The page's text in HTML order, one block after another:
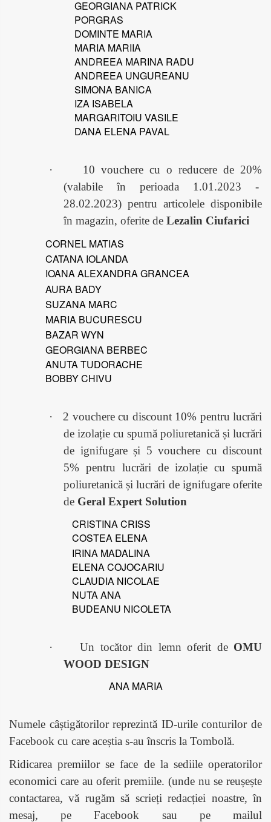
GEORGIANA PATRICK
PORGRAS
DOMINTE MARIA
MARIA MARIIA
ANDREEA MARINA RADU
ANDREEA UNGUREANU
SIMONA BANICA
IZA ISABELA
MARGARITOIU VASILE
DANA ELENA PAVAL
·
10 vouchere cu o reducere de 20%
(valabile în perioada 1.01.2023 -
28.02.2023) pentru articolele disponibile
în magazin, oferite de Lezalin Ciufarici
CORNEL MATIAS
CATANA IOLANDA
IOANA ALEXANDRA GRANCEA
AURA BADY
SUZANA MARC
MARIA BUCURESCU
BAZAR WYN
GEORGIANA BERBEC
ANUTA TUDORACHE
BOBBY CHIVU
·
2 vouchere cu discount 10% pentru lucrări
de izolație cu spumă poliuretanică și lucrări
de ignifugare și 5 vouchere cu discount
5% pentru lucrări de izolație cu spumă
poliuretanică și lucrări de ignifugare oferite
de Geral Expert Solution
CRISTINA CRISS
COSTEA ELENA
IRINA MADALINA
ELENA COJOCARIU
CLAUDIA NICOLAE
NUTA ANA
BUDEANU NICOLETA
· Un tocător din lemn oferit de OMU
WOOD DESIGN
ANA MARIA
Numele câștigătorilor reprezintă ID-urile conturilor de
Facebook cu care aceștia s-au înscris la Tombolă.
Ridicarea premiilor se face de la sediile operatorilor
economici care au oferit premiile. (unde nu se reușește
contactarea, vă rugăm să scrieți redacției noastre, în
mesaj, pe Facebook sau pe mailul